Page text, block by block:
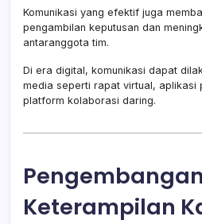
Komunikasi yang efektif juga
pengambilan keputusan dan
antaranggota tim.
Di era digital, komunikasi dapat
media seperti rapat virtual, aplikasi
platform kolaborasi daring.
Pengembangan
Keterampilan